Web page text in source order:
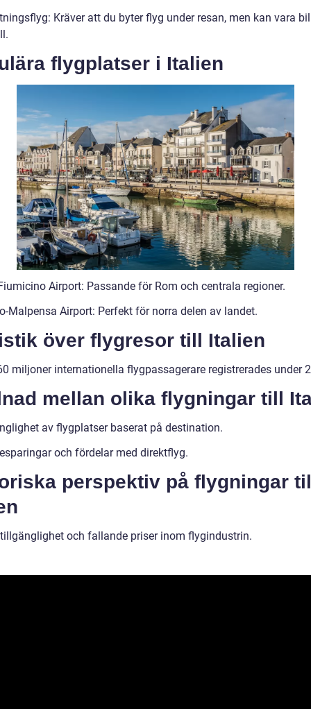
Kräver att du byter flyg under resan, men kan vara
flygplatser i Italien
Airport: Passande för Rom och centrala regioner.
Malpensa Airport: Perfekt för norra delen av landet.
över flygresor till Italien
miljoner internationella flygpassagerare registrerades under
mellan olika flygningar till
av flygplatser baserat på destination.
och fördelar med direktflyg.
perspektiv på flygningar
och fallande priser inom flygindustrin.